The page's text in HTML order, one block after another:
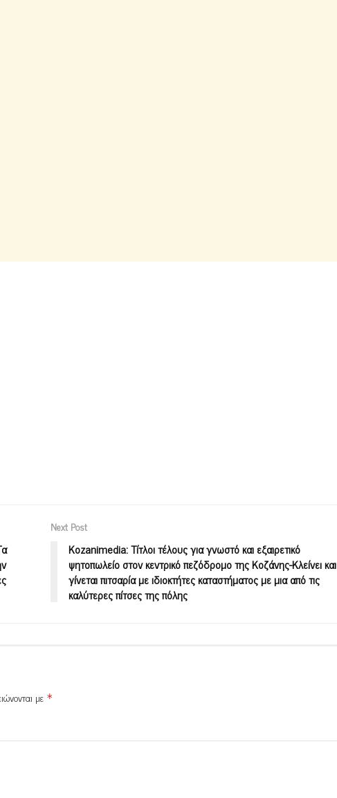
Next Post
Kozanimedia: Τίτλοι τέλους για γνωστό και εξαιρετικό
ψητοπωλείο στον κεντρικό πεζόδρομο της Κοζάνης-Κλείνει και
γίνεται πιτσαρία με ιδιοκτήτες καταστήματος με μια από τις
καλύτερες πίτσες της πόλης
με *